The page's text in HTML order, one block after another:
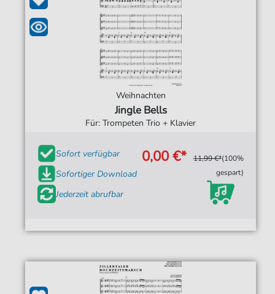
Weihnachten
Jingle Bells
Für: Trompeten Trio + Klavier
Sofort verfügbar
Sofortiger Download
Jederzeit abrufbar
0,00 €* 11,99 €*(100%
gespart)